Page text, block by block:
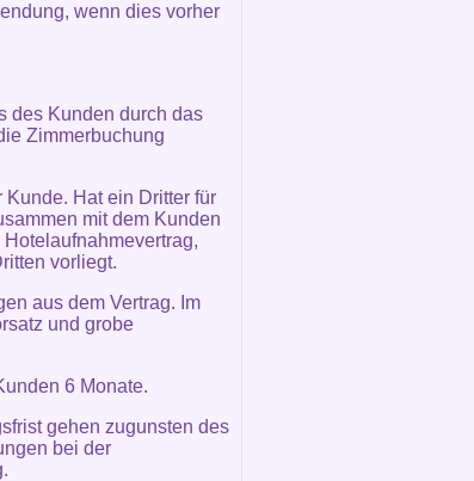
wenn dies vorher
des Kunden durch das
Zimmerbuchung
Hat ein Dritter für
mit dem Kunden
vorliegt.
aus dem Vertrag. Im
und grobe
6 Monate.
gehen zugunsten des
bei der